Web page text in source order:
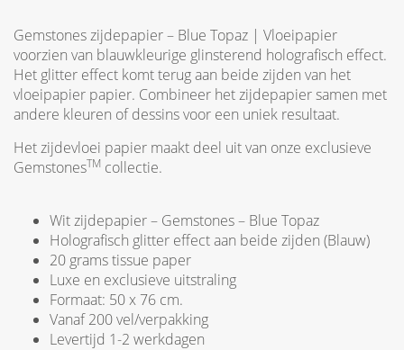
Gemstones zijdepapier – Blue Topaz | Vloeipapier
voorzien van blauwkleurige glinsterend holografisch effect.
Het glitter effect komt terug aan beide zijden van het
vloeipapier papier. Combineer het zijdepapier samen met
andere kleuren of dessins voor een uniek resultaat.
Het zijdevloei papier maakt deel uit van onze exclusieve
GemstonesTM collectie.
Wit zijdepapier – Gemstones – Blue Topaz
Holografisch glitter effect aan beide zijden (Blauw)
20 grams tissue paper
Luxe en exclusieve uitstraling
Formaat: 50 x 76 cm.
Vanaf 200 vel/verpakking
Levertijd 1-2 werkdagen